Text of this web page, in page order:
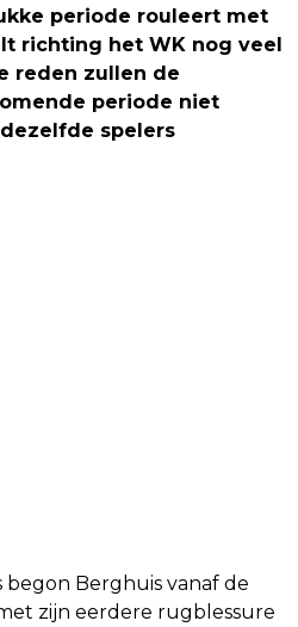
periode rouleert met
richting het WK nog veel
reden zullen de
periode niet
spelers
begon Berghuis vanaf de
zijn eerdere rugblessure